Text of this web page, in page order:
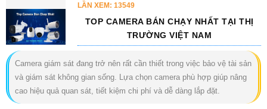
LẦN XEM: 13549
TOP CAMERA BÁN CHẠY NHẤT TẠI THỊ
TRƯỜNG VIỆT NAM
Camera giám sát đang trở nên rất cần thiết trong việc bảo vệ tài sản
và giám sát không gian sống. Lựa chọn camera phù hợp giúp nâng
cao hiệu quả quan sát, tiết kiệm chi phí và dễ dàng lắp đặt.